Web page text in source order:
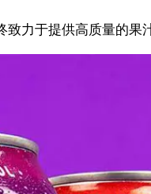
力于提供高质量的果